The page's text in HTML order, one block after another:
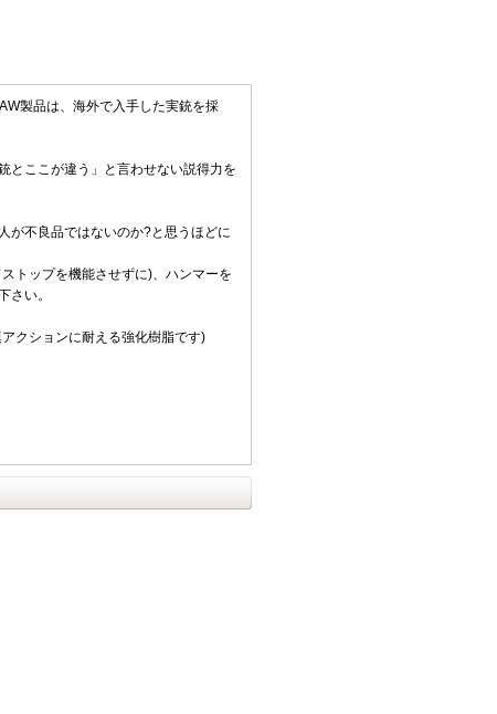
製品は、海外で入手した実銃を採
とここが違う」と言わせない説得力を
が不良品ではないのか?と思うほどに
トップを機能させずに)、ハンマーを
さい。
クションに耐える強化樹脂です)